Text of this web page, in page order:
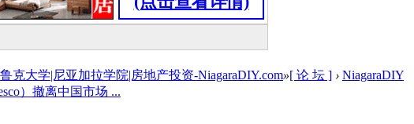
克大学|尼亚加拉学院|房地产投资-NiagaraDIY.com»[ 论 坛 ] › NiagaraDIY
）撤离中国市场 ...